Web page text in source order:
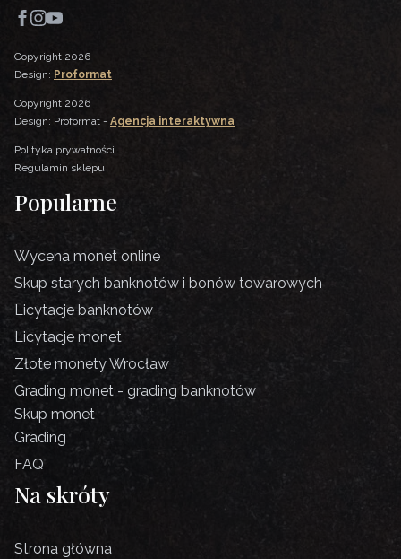
Copyright 2026
Design: Proformat
Copyright 2026
Design: Proformat - Agencja interaktywna
Polityka prywatności
Regulamin sklepu
Popularne
Wycena monet online
Skup starych banknotów i bonów towarowych
Licytacje banknotów
Licytacje monet
Złote monety Wrocław
Grading monet - grading banknotów
Skup monet
Grading
FAQ
Na skróty
Strona główna